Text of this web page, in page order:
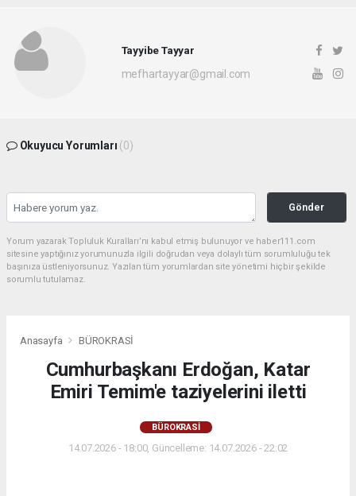
Tayyibe Tayyar
mefhartayyar@gmail.com
Okuyucu Yorumları (0)
Gönder
Yorum yazarak Topluluk Kuralları’nı kabul etmiş bulunuyor ve haber111.com
sitesine yaptığınız yorumunuzla ilgili doğrudan veya dolaylı tüm sorumluluğu tek
başınıza üstleniyorsunuz. Yazılan tüm yorumlardan site yönetimi hiçbir şekilde
sorumlu tutulamaz.
Anasayfa BÜROKRASİ
Cumhurbaşkanı Erdoğan, Katar
Emiri Temim'e taziyelerini iletti
BÜROKRASİ
14.07.2026 - 18:00, Güncelleme: 14.07.2026 - 22:02